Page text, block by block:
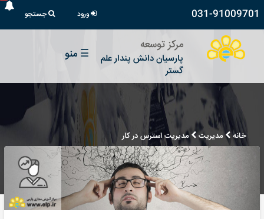
031-91009701 ورود جستجو
مرکز توسعه
پارسیان دانش پندار علم
گستر
☰ منو
خانه مدیریت مدیریت استرس در کار